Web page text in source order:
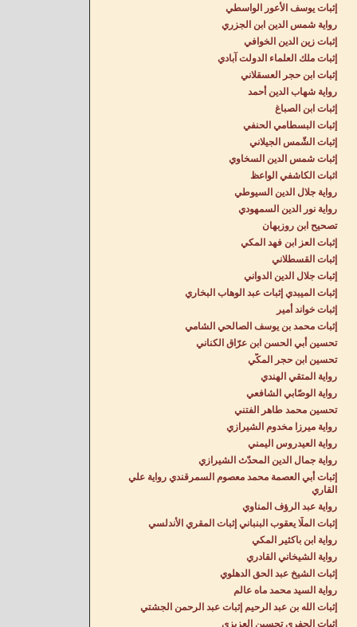
إثبات يوسف الأعور الواسطي
رواية شمس الدين ابن الجزري
إثبات زين الدين الخوافي
إثبات ملك العلماء الدولت آبادي
إثبات ابن حجر العسقلاني
رواية شهاب الدين أحمد
إثبات ابن الصباغ
إثبات البسطامي الحنفي
إثبات الشّمس الجيلاني
إثبات شمس الدين السخاوي
اثبات الكاشفي الواعظ
رواية جلال الدين السيوطي
رواية نور الدين السمهودي
تصحيح ابن روزبهان
إثبات العز ابن فهد المكي
إثبات القسطلاني
إثبات جلال الدين الدواني
إثبات الميبدي إثبات عبد الوهاب البخاري
إثبات خواند أمير
إثبات محمد بن يوسف الصالحي الشامي
تحسين أبي الحسن ابن عرّاق الكناني
تحسين ابن حجر المكّي
رواية المتقي الهندي
رواية الوصّابي الشافعي
تحسين محمد طاهر الفتني
رواية ميرزا مخدوم الشيرازي
رواية العيدروس اليمني
رواية جمال الدين المحدّث الشيرازي
إثبات أبي العصمة محمد معصوم السمرقندي رواية علي
القاري
رواية عبد الرؤف المناوي
إثبات الملّا يعقوب البنباني إثبات المقري الأندلسي
رواية ابن باكثير المكي
رواية الشيخاني القادري
إثبات الشيخ عبد الحق الدهلوي
رواية السيد محمد ماه عالم
إثبات الله بن عبد الرحيم إثبات عبد الرحمن الجشتي
إثبات الجفري تحسين العزيزي